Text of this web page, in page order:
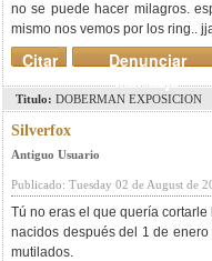
no se puede hacer milagros.
mismo nos vemos por los ring..
Denunciar
mensaje
Citar
Titulo: DOBERMAN EXPOSICION
Silverfox
Antiguo Usuario
Publicado: Tuesday 02 de August de
Tú no eras el que quería
nacidos después del 1 de
mutilados.